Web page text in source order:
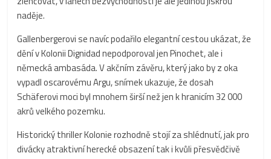
naděje.
Gallenbergerovi se navíc podařilo elegantní cestou ukázat, že
dění v Kolonii Dignidad nepodporoval jen Pinochet, ale i
německá ambasáda. V akčním závěru, který jako by z oka
vypadl oscarovému Argu, snímek ukazuje, že dosah
Schäferovi moci byl mnohem širší než jen k hranicím 32 000
akrů velkého pozemku.
Historický thriller Kolonie rozhodně stojí za shlédnutí, jak pro
divácky atraktivní herecké obsazení tak i kvůli přesvědčivě